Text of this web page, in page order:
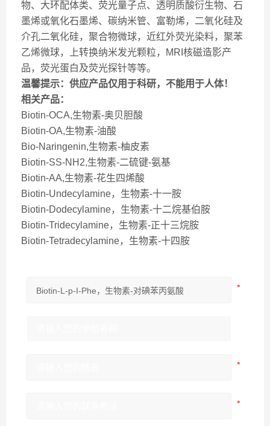
物、大环配体类、荧光量子点、透明质酸衍生物、石
墨烯或氧化石墨烯、碳纳米管、富勒烯，二氧化硅及
介孔二氧化硅，聚合物微球，近红外荧光染料，聚苯
乙烯微球，上转换纳米发光颗粒，MRI核磁造影产
品，荧光蛋白及荧光探针等等。
温馨提示：供应产品仅用于科研，不能用于人体！
相关产品：
Biotin-OCA,生物素-奥贝胆酸
Biotin-OA,生物素-油酸
Bio-Naringenin,生物素-柚皮素
Biotin-SS-NH2,生物素-二硫键-氨基
Biotin-AA,生物素-花生四烯酸
Biotin-Undecylamine，生物素-十一胺
Biotin-Dodecylamine，生物素-十二烷基伯胺
Biotin-Tridecylamine，生物素-正十三烷胺
Biotin-Tetradecylamine，生物素-十四胺